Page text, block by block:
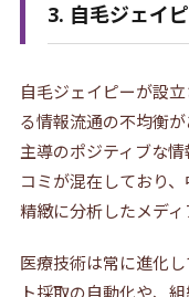
3. 自毛ジェイ
自毛ジェイピーが設
る情報流通の不均衡
主導のポジティブな
コミが混在しており
精緻に分析したメディ
医療技術は常に進化
ト採取の自動化や、